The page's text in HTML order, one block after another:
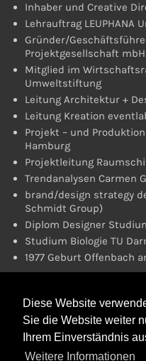
Diese Website
Sie die Website weiter
Ihrem Einverständnis
Weitere Informationen
Inhaber und Creative
Lehrauftrag LEUPHANA
Gründer/
Projektgesellschaft mbH
Mitglied im
Umweltstiftung
Leitung Architektur +
Leitung Kreation
Projekt – und
Hamburg
Projektleitung
Trendanalysen Carmen
brand/design strategy
Schmidt Group)
Diplom Designer
Studium Biologie TU
1977 Geburt Offenbach
Datenschutz
Impressum